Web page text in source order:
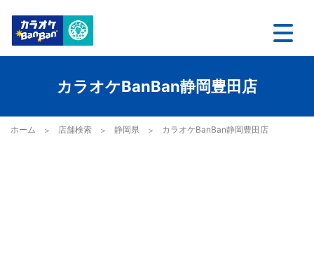
カラオケBanBan静岡豊田店
ホーム 店舗検索 静岡県 カラオケBanBan静岡豊田店